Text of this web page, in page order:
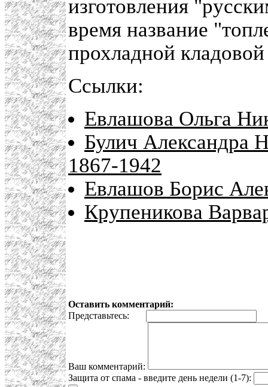
изготовления
время название
прохладной
Ссылки:
Евлашова Ольга
Булич Александра
1867-1942
Евлашов Борис
Крупеникова
Оставить комментарий:
Представьтесь:
Ваш комментарий:
Защита от спама - введите день недели (1-7):